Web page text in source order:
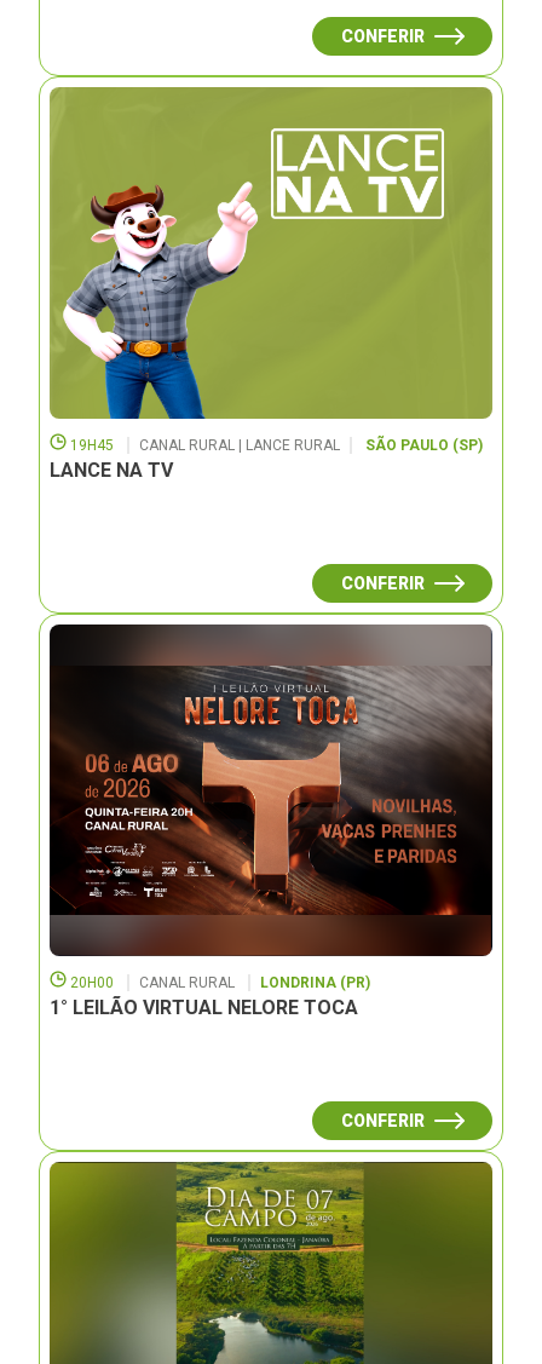
CONFERIR
19H45 CANAL RURAL | LANCE RURAL SÃO PAULO (SP)
LANCE NA TV
CONFERIR
20H00 CANAL RURAL LONDRINA (PR)
1° LEILÃO VIRTUAL NELORE TOCA
CONFERIR